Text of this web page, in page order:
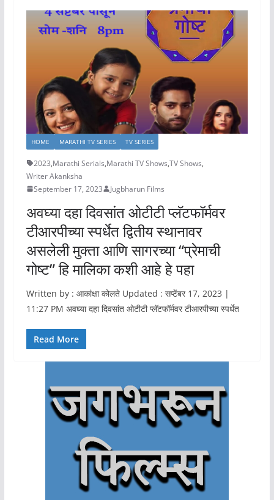
HOME MARATHI TV SERIES TV SERIES
2023,Marathi Serials,Marathi TV Shows,TV Shows,
Writer Akanksha
September 17, 2023
Jugbharun Films
अवघ्या दहा दिवसांत ओटीटी प्लॅटफॉर्मवर
टीआरपीच्या स्पर्धेत द्वितीय स्थानावर
असलेली मुक्ता आणि सागरच्या “प्रेमाची
गोष्ट” हि मालिका कशी आहे हे पहा
Written by : आकांक्षा कोलते Updated : सप्टेंबर 17, 2023 |
11:27 PM अवघ्या दहा दिवसांत ओटीटी प्लॅटफॉर्मवर टीआरपीच्या स्पर्धेत
Read More